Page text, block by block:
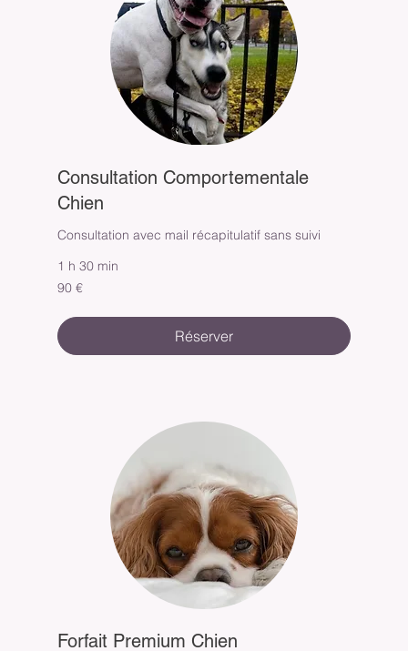
Consultation Comportementale
Chien
Consultation avec mail récapitulatif sans suivi
1 h 30 min
90
euros
90 €
Réserver
Forfait Premium Chien